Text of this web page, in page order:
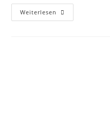
Weiterlesen